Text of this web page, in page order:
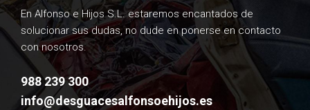
En Alfonso e Hijos S.L. estaremos encantados de
solucionar sus dudas, no dude en ponerse en contacto
con nosotros.
988 239 300
info@desguacesalfonsoehijos.es